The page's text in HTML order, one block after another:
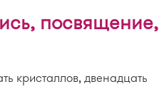
посвящение,
кристаллов, двенадцать